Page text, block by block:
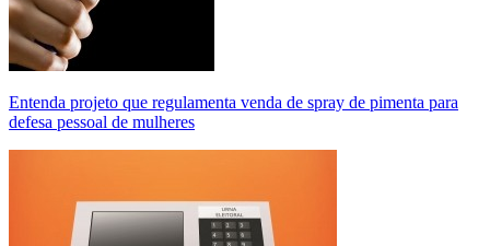
Entenda projeto que regulamenta venda de spray de pimenta para
defesa pessoal de mulheres